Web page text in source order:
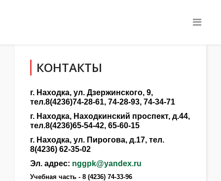
КОНТАКТЫ
г. Находка, ул. Дзержинского, 9,
тел.8(4236)74-28-61, 74-28-93, 74-34-71
г. Находка, Находкинский проспект, д.44,
тел.8(4236)65-54-42, 65-60-15
г. Находка, ул. Пирогова, д.17, тел.
8(4236) 62-35-02
Эл. адрес: nggpk@yandex.ru
Учебная часть - 8 (4236) 74-33-96